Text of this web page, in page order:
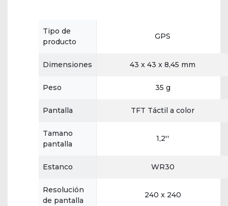
Tipo de
producto
GPS
Dimensiones 43 x 43 x 8,45 mm
Peso 35 g
Pantalla TFT Táctil a color
Tamano
pantalla
1,2''
Estanco WR30
Resolución
de pantalla
240 x 240